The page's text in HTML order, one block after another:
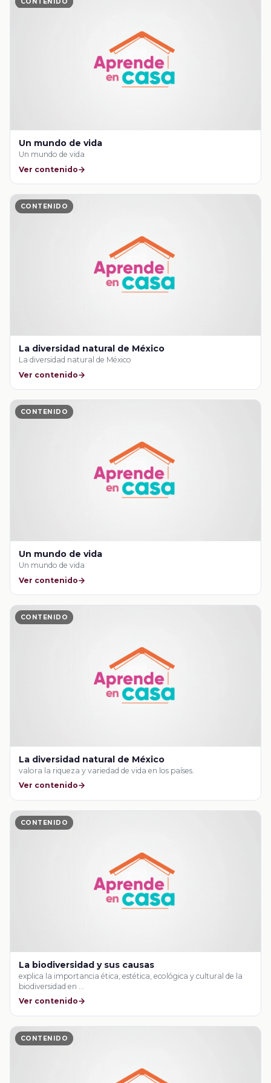
Un mundo de vida
Un mundo de vida
Ver contenido
CONTENIDO
La diversidad natural de México
La diversidad natural de México
Ver contenido
CONTENIDO
Un mundo de vida
Un mundo de vida
Ver contenido
CONTENIDO
La diversidad natural de México
valora la riqueza y variedad de vida en los países.
Ver contenido
CONTENIDO
La biodiversidad y sus causas
explica la importancia ética, estética, ecológica y cultural de la
biodiversidad en …
Ver contenido
CONTENIDO